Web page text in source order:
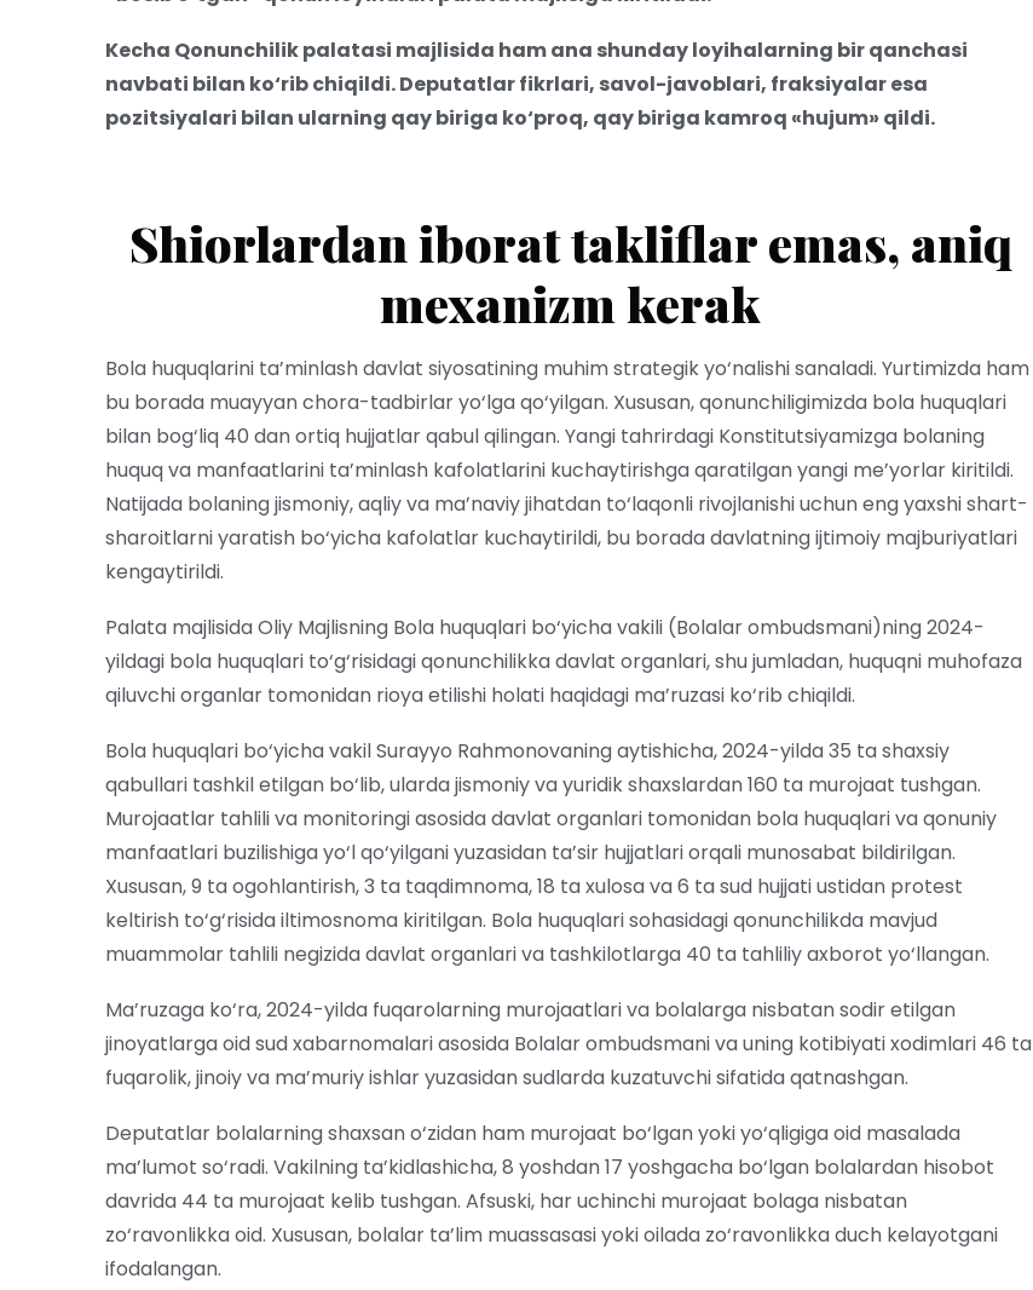
Kecha Qonunchilik palatasi majlisida ham ana shunday loyihalarning bir qanchasi
navbati bilan ko‘rib chiqildi. Deputatlar fikrlari, savol-javoblari, fraksiyalar esa
pozitsiyalari bilan ularning qay biriga ko‘proq, qay biriga kamroq «hujum» qildi.
Shiorlardan iborat takliflar emas, aniq
mexanizm kerak
Bola huquqlarini ta’minlash davlat siyosatining muhim strategik yo‘nalishi sanaladi. Yurtimizda ham
bu borada muayyan chora-tadbirlar yo‘lga qo‘yilgan. Xususan, qonunchiligimizda bola huquqlari
bilan bog‘liq 40 dan ortiq hujjatlar qabul qilingan. Yangi tahrirdagi Konstitutsiyamizga bolaning
huquq va manfaatlarini ta’minlash kafolatlarini kuchaytirishga qaratilgan yangi me’yorlar kiritildi.
Natijada bolaning jismoniy, aqliy va ma’naviy jihatdan to‘laqonli rivojlanishi uchun eng yaxshi shart-
sharoitlarni yaratish bo‘yicha kafolatlar kuchaytirildi, bu borada davlatning ijtimoiy majburiyatlari
kengaytirildi.
Palata majlisida Oliy Majlisning Bola huquqlari bo‘yicha vakili (Bolalar ombudsmani)ning 2024-
yildagi bola huquqlari to‘g‘risidagi qonunchilikka davlat organlari, shu jumladan, huquqni muhofaza
qiluvchi organlar tomonidan rioya etilishi holati haqidagi ma’ruzasi ko‘rib chiqildi.
Bola huquqlari bo‘yicha vakil Surayyo Rahmonovaning aytishicha, 2024-yilda 35 ta shaxsiy
qabullari tashkil etilgan bo‘lib, ularda jismoniy va yuridik shaxslardan 160 ta murojaat tushgan.
Murojaatlar tahlili va monitoringi asosida davlat organlari tomonidan bola huquqlari va qonuniy
manfaatlari buzilishiga yo‘l qo‘yilgani yuzasidan ta’sir hujjatlari orqali munosabat bildirilgan.
Xususan, 9 ta ogohlantirish, 3 ta taqdimnoma, 18 ta xulosa va 6 ta sud hujjati ustidan protest
keltirish to‘g‘risida iltimosnoma kiritilgan. Bola huquqlari sohasidagi qonunchilikda mavjud
muammolar tahlili negizida davlat organlari va tashkilotlarga 40 ta tahliliy axborot yo‘llangan.
Ma’ruzaga ko‘ra, 2024-yilda fuqarolarning murojaatlari va bolalarga nisbatan sodir etilgan
jinoyatlarga oid sud xabarnomalari asosida Bolalar ombudsmani va uning kotibiyati xodimlari 46 ta
fuqarolik, jinoiy va ma’muriy ishlar yuzasidan sudlarda kuzatuvchi sifatida qatnashgan.
Deputatlar bolalarning shaxsan o‘zidan ham murojaat bo‘lgan yoki yo‘qligiga oid masalada
ma’lumot so‘radi. Vakilning ta’kidlashicha, 8 yoshdan 17 yoshgacha bo‘lgan bolalardan hisobot
davrida 44 ta murojaat kelib tushgan. Afsuski, har uchinchi murojaat bolaga nisbatan
zo‘ravonlikka oid. Xususan, bolalar ta’lim muassasasi yoki oilada zo‘ravonlikka duch kelayotgani
ifodalangan.